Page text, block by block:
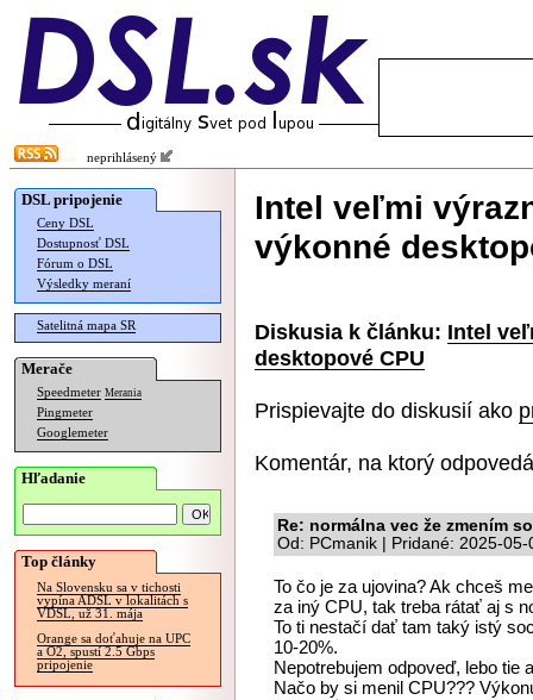
neprihlásený
DSL pripojenie
Ceny DSL
Dostupnosť DSL
Fórum o DSL
Výsledky meraní
Satelitná mapa SR
Merače
Speedmeter Merania
Pingmeter
Googlemeter
Hľadanie
Top články
Na Slovensku sa v tichosti
vypína ADSL v lokalitách s
VDSL, už 31. mája
Orange sa doťahuje na UPC
a O2, spustí 2.5 Gbps
pripojenie
Intel veľmi
výkonné
Diskusia k článku: Intel
desktopové CPU
Prispievajte do diskusií ako
Komentár, na ktorý
Re: normálna vec že zmením
Od: PCmanik | Pridané: 2025-
To čo je za ujovina? Ak chceš
za iný CPU, tak treba rátať aj s
To ti nestačí dať tam taký istý
10-20%.
Nepotrebujem odpoveď, lebo tie
Načo by si menil CPU???